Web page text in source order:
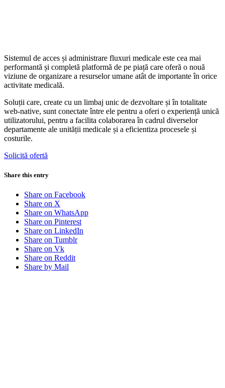
Sistemul de acces și administrare fluxuri medicale este cea mai
performantă și completă platformă de pe piață care oferă o nouă
viziune de organizare a resurselor umane atât de importante în orice
activitate medicală.
Soluții care, create cu un limbaj unic de dezvoltare și în totalitate
web-native, sunt conectate între ele pentru a oferi o experiență unică
utilizatorului, pentru a facilita colaborarea în cadrul diverselor
departamente ale unității medicale și a eficientiza procesele și
costurile.
Solicită ofertă
Share this entry
Share on Facebook
Share on X
Share on WhatsApp
Share on Pinterest
Share on LinkedIn
Share on Tumblr
Share on Vk
Share on Reddit
Share by Mail